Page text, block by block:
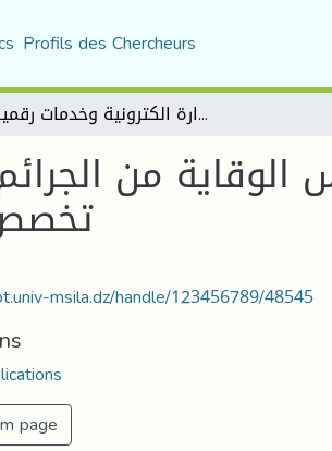
Profils des Chercheurs
محاضرات في مقياس الوقاية من الجرائم الالكترونية السنة الثانية ماستر تخصص إدارة الكترونية وخدمات رقمية
من الجرائم
تخصص
msila.dz/handle/123456789/48545
page